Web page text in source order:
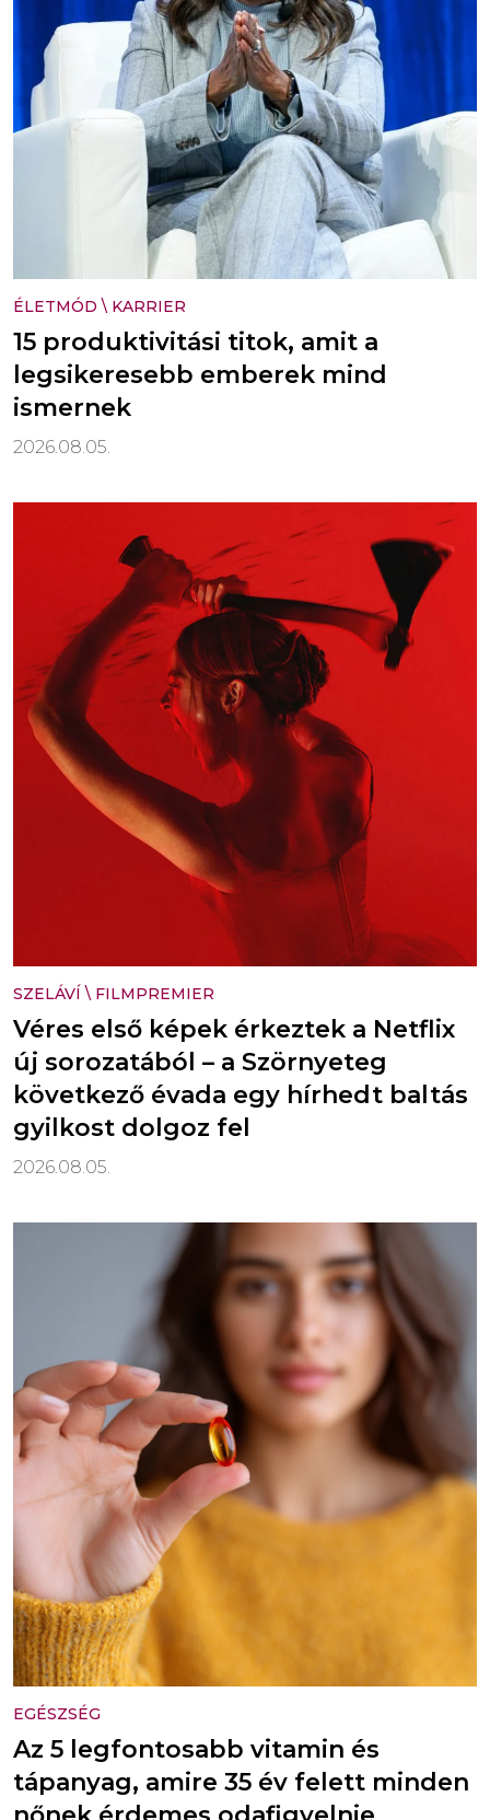
ÉLETMÓD \ KARRIER
15 produktivitási titok, amit a
legsikeresebb emberek mind
ismernek
2026.08.05.
SZELÁVÍ \ FILMPREMIER
Véres első képek érkeztek a Netflix
új sorozatából – a Szörnyeteg
következő évada egy hírhedt baltás
gyilkost dolgoz fel
2026.08.05.
EGÉSZSÉG
Az 5 legfontosabb vitamin és
tápanyag, amire 35 év felett minden